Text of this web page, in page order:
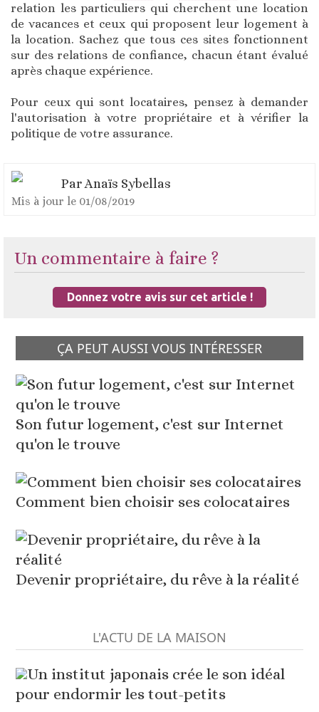
relation les particuliers qui cherchent une location
de vacances et ceux qui proposent leur logement à
la location. Sachez que tous ces sites fonctionnent
sur des relations de confiance, chacun étant évalué
après chaque expérience.
Pour ceux qui sont locataires, pensez à demander
l'autorisation à votre propriétaire et à vérifier la
politique de votre assurance.
ParAnaïs Sybellas
Mis à jour le 01/08/2019
Un commentaire à faire ?
Donnez votre avis sur cet article !
ÇA PEUT AUSSI VOUS INTÉRESSER
Son futur logement, c'est sur Internet
qu'on le trouve
Comment bien choisir ses colocataires
Devenir propriétaire, du rêve à la réalité
L'ACTU DE LA MAISON
Un institut japonais crée le son idéal
pour endormir les tout-petits